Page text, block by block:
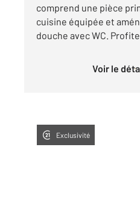
comprend une pièce
cuisine équipée et
douche avec WC.
Voir le
Exclusivité